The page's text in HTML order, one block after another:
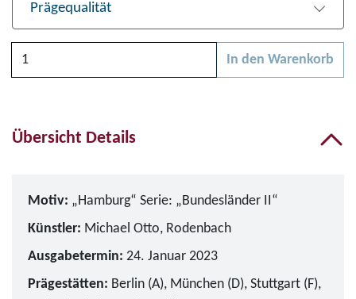
Prägequalität
Anzahl
In den Warenkorb
Übersicht Details
Motiv: „Hamburg“ Serie: „Bundesländer II“
Künstler: Michael Otto, Rodenbach
Ausgabetermin: 24. Januar 2023
Prägestätten: Berlin (A), München (D), Stuttgart (F),